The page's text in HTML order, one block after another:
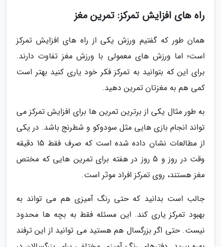
راه های افزایش تمرکز: تمرین مغز
همان طور که گفتیم ورزش یکی از راه های افزایش تمرکز
است؛ اما ورزش های معمولی با ورزش مغز تفاوت دارند.
برای این که بتوانید به تمرکز فکر خود یاری کنید بهتر است
کمی هم به مغزتان تمرین دهید.
به طور مثال یکی از برترین تمرین ها برای افزایش تمرکز می
تواند انجام بازی هایی مثل سودوکو و شطرنج باشد. در یکی
از مطالعات نشان داده شده است که صرف فقط 15 دقیقه
وقت در روز و 5 روز در هفته برای تمرین هایی که مختص
مغز هستند، روی تمرکز افراد موثر است.
جالب است بدانید که حتی رنگ آمیزی هم می تواند به
بهبود تمرکز یاری کند. این مسئله فقط به بچه ها محدود
نیست. حتی اگر بزرگسال هم هستید می توانید از این ترفند